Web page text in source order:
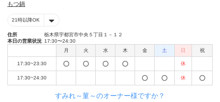
もつ鍋
21時以降OK
住所
栃木県宇都宮市中央５丁目１－１２
本日の営業状況 17:30〜24:30
月
火 水 木 金 土 日 祝
17:30~23:30 休
17:30~24:30 休
すみれ～菫～のオーナー様ですか？